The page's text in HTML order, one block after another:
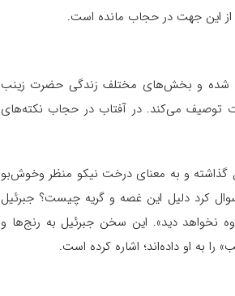
این جهت در حجاب مانده است.
شده و بخش‌های مختلف زندگی حضرت زینب
توصیف می‌کند. در آفتاب در حجاب نکته‌های
گذاشته‌ و به معنای درخت نیکو منظر وخوش‌بو
کرد دلیل این غصه و گریه چیست؟ جبرئیل
نخواهد دید». این سخن جبرئیل به رنج‌ها و
به او داده‌اند؛ اشاره کرده است.